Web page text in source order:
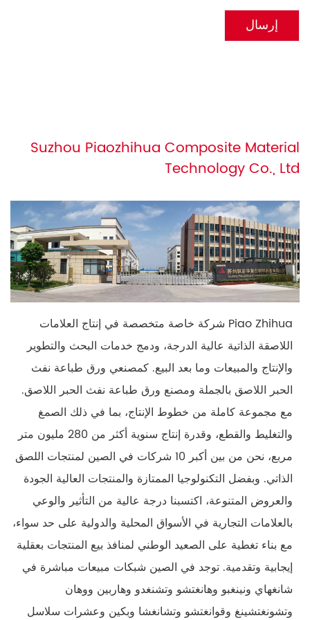
Suzhou Piaozhihua Composite Material
Technology Co., Ltd
Piao Zhihua شركة خاصة متخصصة في إنتاج العلامات
اللاصقة الذاتية عالية الدرجة، ودمج خدمات البحث والتطوير
والإنتاج والمبيعات وما بعد البيع. كمصنعي ورق طباعة نفث
الحبر اللاصق بالجملة ومصنع ورق طباعة نفث الحبر اللاصق.
مع مجموعة كاملة من خطوط الإنتاج، بما في ذلك الصمغ
والتغليط والقطع، وقدرة إنتاج سنوية أكثر من 280 مليون متر
مربع، نحن من بين أكبر 10 شركات في الصين لمنتجات اللصق
الذاتي. وبفضل التكنولوجيا الممتازة والمنتجات العالية الجودة
والعروض المتنوعة، اكتسبنا درجة عالية من التأثير والوعي
بالعلامات التجارية في الأسواق المحلية والدولية على حد سواء،
مع بناء تغطية على الصعيد الوطني لمنافذ بيع المنتجات بعقلية
إيجابية وتقدمية. توجد في الصين شبكات مبيعات مباشرة في
شانغهاي ونينغبو وهانغتشو وتشنغدو وهاربين ووهان
وتشونغتشينغ وقوانغتشو وتشانغشا وبكين وعشرات سلاسل